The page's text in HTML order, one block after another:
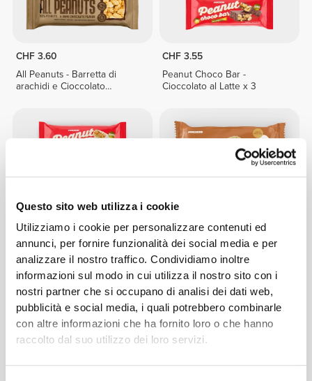
Questo sito web utilizza i cookie
Utilizziamo i cookie per personalizzare contenuti ed
annunci, per fornire funzionalità dei social media e per
analizzare il nostro traffico. Condividiamo inoltre
informazioni sul modo in cui utilizza il nostro sito con i
nostri partner che si occupano di analisi dei dati web,
pubblicità e social media, i quali potrebbero combinarle
con altre informazioni che ha fornito loro o che hanno
raccolto dal suo utilizzo dei loro servizi.
CHF 3.60
All Peanuts - Barretta di
arachidi e Cioccolato
CHF 3.55
Peanut Choco Bar -
Cioccolato al Latte x 3
CHF 3.60
Peanut White Choco Bar -
Cioccolato Bianco x 3
CHF 7.00
Golden Protein Cookies -
Thins (2 packs of 14)